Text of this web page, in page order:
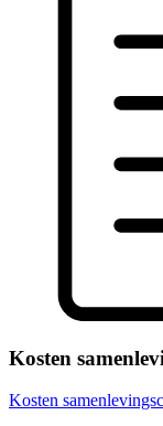
Kosten
Kosten